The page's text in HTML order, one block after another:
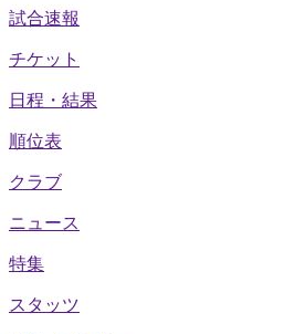
試合速報
チケット
日程・結果
順位表
クラブ
ニュース
特集
スタッツ